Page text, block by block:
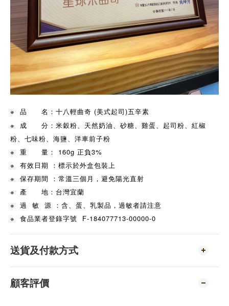
※ 品 名：十八輕曲奇 (美式起司)五辛素
※ 成 分：米穀粉、天然奶油、砂糖、雞蛋、起司粉、紅椒
粉、七味粉、海鹽、洋車前子粉
※ 重 量： 160g 正負3%
※ 有效日期 ：標示於外盒包裝上
※ 保存期間 ：常溫三個月，避免陽光直射
※ 產 地：台灣宜蘭
※ 過 敏 源 ：含、蛋、乳製品，過敏者請注意
※ 食品業者登錄字號 F-184077713-00000-0
送貨及付款方式
顧客評價